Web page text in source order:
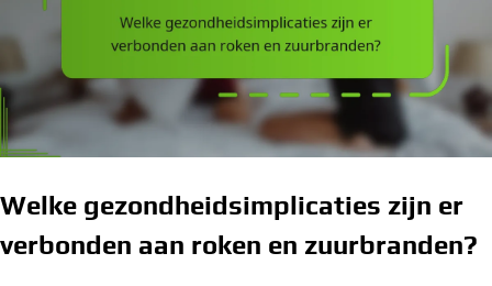
Welke gezondheidsimplicaties zijn er
verbonden aan roken en zuurbranden?